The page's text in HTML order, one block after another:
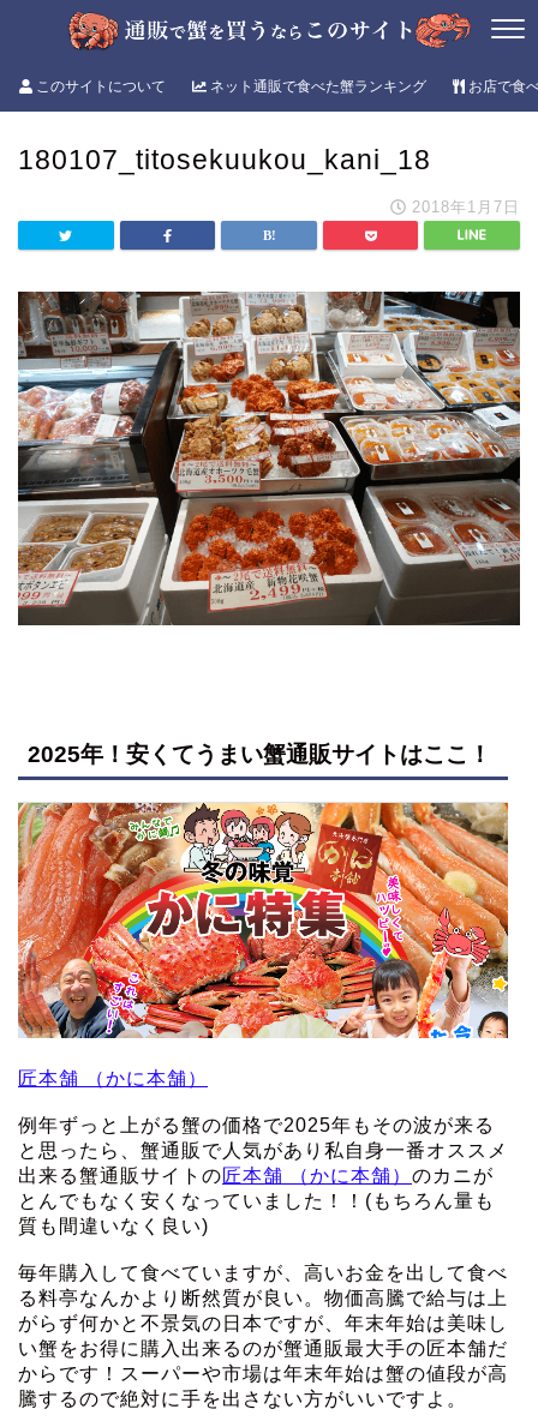
このサイトについて ネット通販で食べた蟹ランキング お店で食
180107_titosekuukou_kani_18
2018年1月7日
2025年！安くてうまい蟹通販サイトはここ！
匠本舗 （かに本舗）
例年ずっと上がる蟹の価格で2025年もその波が来る
と思ったら、蟹通販で人気があり私自身一番オススメ
出来る蟹通販サイトの匠本舗 （かに本舗） のカニが
とんでもなく安くなっていました！！(もちろん量も
質も間違いなく良い)
毎年購入して食べていますが、高いお金を出して食べ
る料亭なんかより断然質が良い。物価高騰で給与は上
がらず何かと不景気の日本ですが、年末年始は美味し
い蟹をお得に購入出来るのが蟹通販最大手の匠本舗だ
からです！スーパーや市場は年末年始は蟹の値段が高
騰するので絶対に手を出さない方がいいですよ。